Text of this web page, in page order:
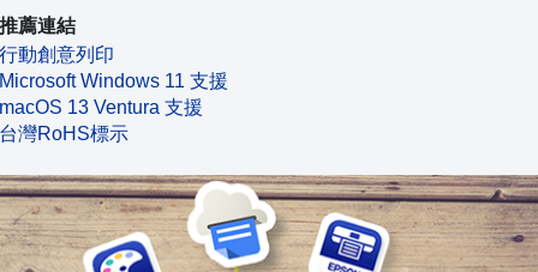
推薦連結
行動創意列印
Microsoft Windows 11 支援
macOS 13 Ventura 支援
台灣RoHS標示